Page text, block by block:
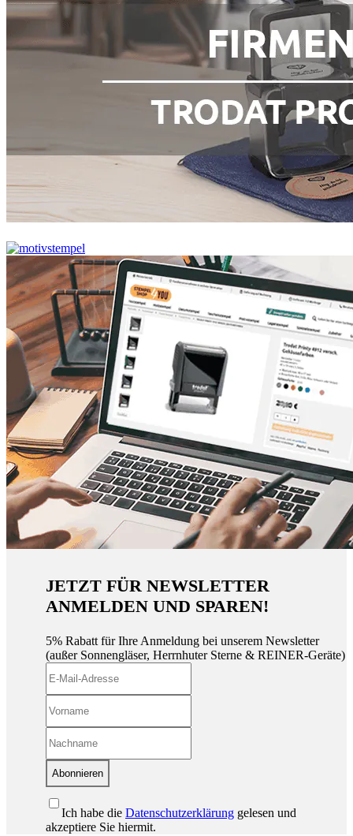
JETZT FÜR NEWSLETTER
ANMELDEN UND SPAREN!
5% Rabatt für Ihre Anmeldung bei unserem Newsletter
(außer Sonnengläser, Herrnhuter Sterne & REINER-Geräte)
Abonnieren
Ich habe die Datenschutzerklärung gelesen und
akzeptiere Sie hiermit.